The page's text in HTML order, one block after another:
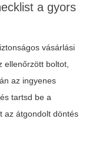
a gyors
vásárlási
ellenőrzött boltot,
az ingyenes
tartsd be a
az átgondolt döntés